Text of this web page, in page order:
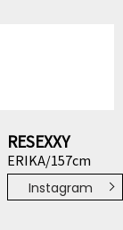
RESEXXY
ERIKA/157cm
Instagram